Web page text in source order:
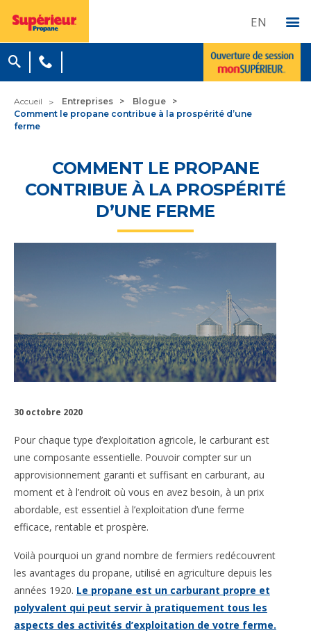
EN
Accueil Entreprises
Blogue
Comment le propane contribue à la prospérité d’une
ferme
COMMENT LE PROPANE
CONTRIBUE À LA PROSPÉRITÉ
D’UNE FERME
30 octobre 2020
Pour chaque type d’exploitation agricole, le carburant est
une composante essentielle. Pouvoir compter sur un
approvisionnement garanti et suffisant en carburant, au
moment et à l’endroit où vous en avez besoin, à un prix
abordable, est essentiel à l’exploitation d’une ferme
efficace, rentable et prospère.
Voilà pourquoi un grand nombre de fermiers redécouvrent
les avantages du propane, utilisé en agriculture depuis les
années 1920. Le propane est un carburant propre et
polyvalent qui peut servir à pratiquement tous les
aspects des activités d’exploitation de votre ferme.